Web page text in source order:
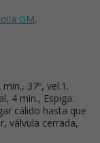
GM,
37º, vel.1.
4 min., Espiga.
cálido hasta que
válvula cerrada,